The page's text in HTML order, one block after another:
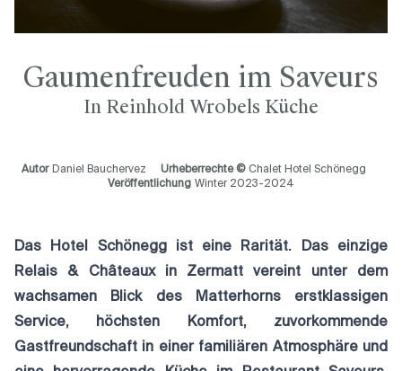
Gaumenfreuden im Saveurs
In Reinhold Wrobels Küche
Autor Daniel Bauchervez Urheberrechte © Chalet Hotel Schönegg
Veröffentlichung Winter 2023-2024
Das Hotel Schönegg ist eine Rarität. Das einzige
Relais & Châteaux in Zermatt vereint unter dem
wachsamen Blick des Matterhorns erstklassigen
Service, höchsten Komfort, zuvorkommende
Gastfreundschaft in einer familiären Atmosphäre und